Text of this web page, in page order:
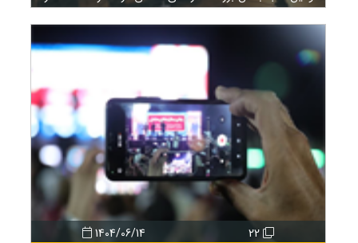
انزلی
22
1404/06/14